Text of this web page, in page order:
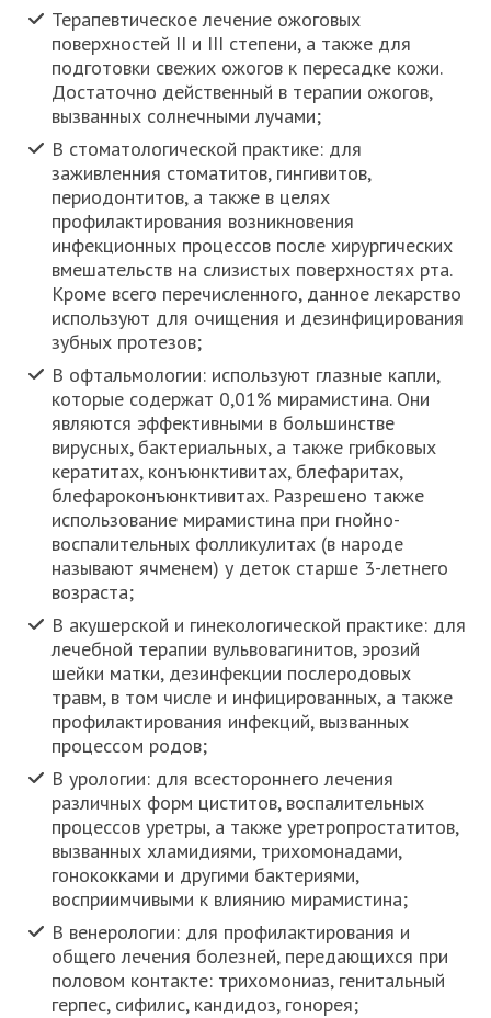
Терапевтическое лечение ожоговых
поверхностей II и III степени, а также для
подготовки свежих ожогов к пересадке кожи.
Достаточно действенный в терапии ожогов,
вызванных солнечными лучами;
В стоматологической практике: для
заживленния стоматитов, гингивитов,
периодонтитов, а также в целях
профилактирования возникновения
инфекционных процессов после хирургических
вмешательств на слизистых поверхностях рта.
Кроме всего перечисленного, данное лекарство
используют для очищения и дезинфицирования
зубных протезов;
В офтальмологии: используют глазные капли,
которые содержат 0,01% мирамистина. Они
являются эффективными в большинстве
вирусных, бактериальных, а также грибковых
кератитах, конъюнктивитах, блефаритах,
блефароконъюнктивитах. Разрешено также
использование мирамистина при гнойно-
воспалительных фолликулитах (в народе
называют ячменем) у деток старше 3-летнего
возраста;
В акушерской и гинекологической практике: для
лечебной терапии вульвовагинитов, эрозий
шейки матки, дезинфекции послеродовых
травм, в том числе и инфицированных, а также
профилактирования инфекций, вызванных
процессом родов;
В урологии: для всестороннего лечения
различных форм циститов, воспалительных
процессов уретры, а также уретропростатитов,
вызванных хламидиями, трихомонадами,
гонококками и другими бактериями,
восприимчивыми к влиянию мирамистина;
В венерологии: для профилактирования и
общего лечения болезней, передающихся при
половом контакте: трихомониаз, генитальный
герпес, сифилис, кандидоз, гонорея;